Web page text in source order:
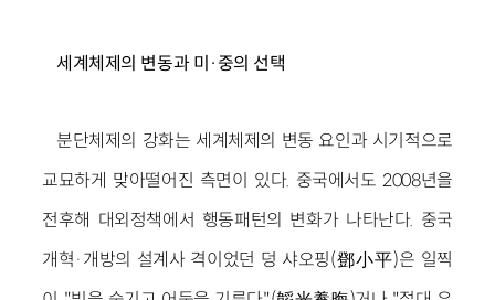
세계체제의 변동과 미·중의 선택
분단체제의 강화는 세계체제의 변동 요인과 시기적으로
교묘하게 맞아떨어진 측면이 있다. 중국에서도 2008년을
전후해 대외정책에서 행동패턴의 변화가 나타난다. 중국
개혁·개방의 설계사 격이었던 덩 샤오핑(鄧小平)은 일찍